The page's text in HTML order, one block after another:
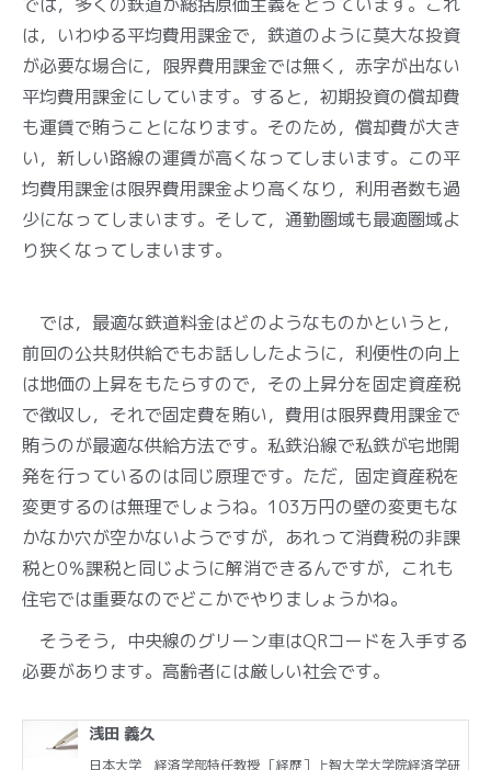
では，多くの鉄道が総括原価主義をとっています。これ
は，いわゆる平均費用課金で，鉄道のように莫大な投資
が必要な場合に，限界費用課金では無く，赤字が出ない
平均費用課金にしています。すると，初期投資の償却費
も運賃で賄うことになります。そのため，償却費が大き
い，新しい路線の運賃が高くなってしまいます。この平
均費用課金は限界費用課金より高くなり，利用者数も過
少になってしまいます。そして，通勤圏域も最適圏域よ
り狭くなってしまいます。
では，最適な鉄道料金はどのようなものかというと，
前回の公共財供給でもお話ししたように，利便性の向上
は地価の上昇をもたらすので，その上昇分を固定資産税
で徴収し，それで固定費を賄い，費用は限界費用課金で
賄うのが最適な供給方法です。私鉄沿線で私鉄が宅地開
発を行っているのは同じ原理です。ただ，固定資産税を
変更するのは無理でしょうね。103万円の壁の変更もな
かなか穴が空かないようですが，あれって消費税の非課
税と0％課税と同じように解消できるんですが，これも
住宅では重要なのでどこかでやりましょうかね。
そうそう，中央線のグリーン車はQRコードを入手する
必要があります。高齢者には厳しい社会です。
浅田 義久
日本大学 経済学部特任教授 ［経歴］上智大学大学院経済学研